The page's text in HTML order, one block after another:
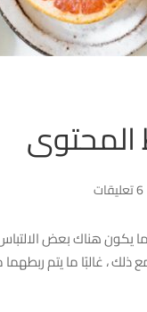
6 تعليقات
ما يكون هناك بعض
، غالبًا ما يتم